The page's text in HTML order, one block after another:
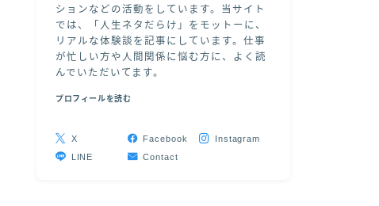
ションなどの活動をしています。当サイト
では、「人生ネタだらけ」をモットーに、
リアルな体験談を記事にしています。仕事
が忙しい方や人間関係に悩む方に、よく読
んでいただいてます。
プロフィールを読む
X Facebook
Instagram
LINE
Contact